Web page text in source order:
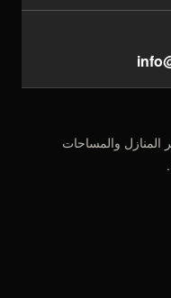
المنازل والمساحات